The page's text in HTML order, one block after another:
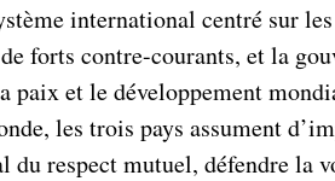
international centré sur
forts contre-courants, et la
et le développement
les trois pays assument
respect mutuel, défendre la